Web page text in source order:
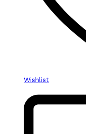
Wishlist